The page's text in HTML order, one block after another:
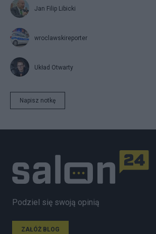
Jan Filip Libicki
wroclawskireporter
Układ Otwarty
Napisz notkę
Podziel się swoją opinią
ZAŁÓŻ BLOG